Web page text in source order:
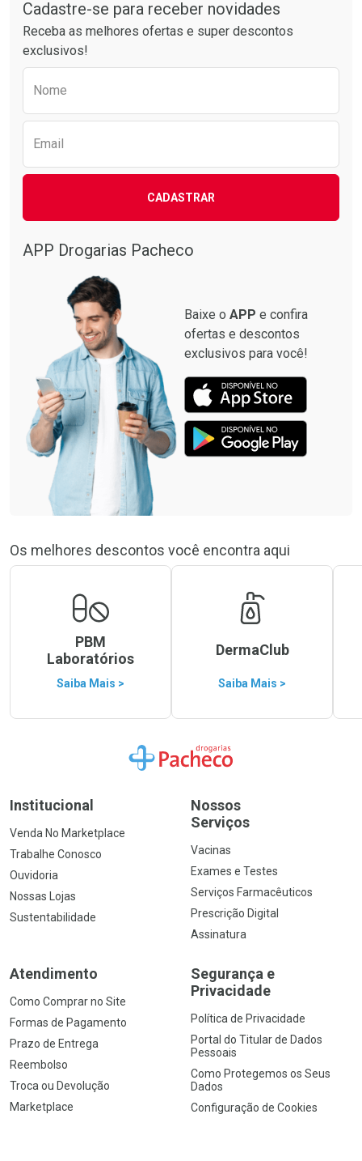
Comprar sem Desconto
Por R$ 25,59/cada
Comprar sem Desconto
Por R$ 25,59/cada
Comprar sem Desconto
Comprar sem Desconto
Cadastre-se para receber novidades
Receba as melhores ofertas e super descontos
exclusivos!
Nome
Email
CADASTRAR
APP Drogarias Pacheco
Baixe o APP e confira
ofertas e descontos
exclusivos para você!
Os melhores descontos você encontra aqui
PBM
Laboratórios
Saiba Mais >
DermaClub
Saiba Mais >
Ir para a Home
Institucional
Venda No Marketplace
Trabalhe Conosco
Ouvidoria
Nossas Lojas
Sustentabilidade
Nossos
Serviços
Vacinas
Exames e Testes
Serviços Farmacêuticos
Prescrição Digital
Assinatura
Atendimento
Como Comprar no Site
Formas de Pagamento
Prazo de Entrega
Reembolso
Troca ou Devolução
Marketplace
Segurança e
Privacidade
Política de Privacidade
Portal do Titular de Dados
Pessoais
Como Protegemos os Seus
Dados
Configuração de Cookies